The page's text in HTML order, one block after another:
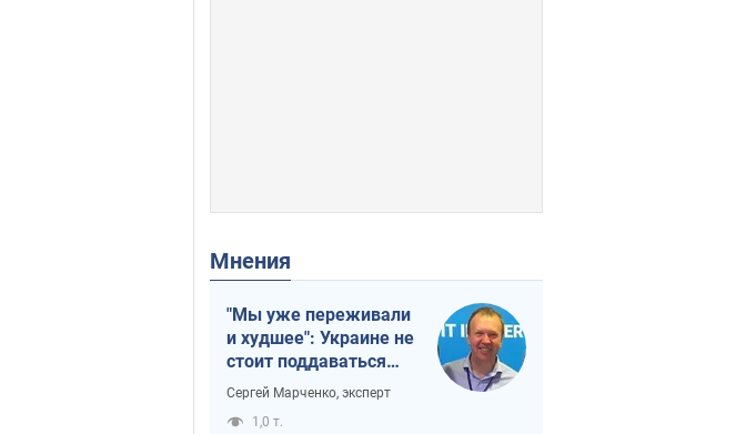
Мнения
"Мы уже переживали
и худшее": Украине не
стоит поддаваться
отчаянию из-за
Сергей Марченко, эксперт
1,0 т.